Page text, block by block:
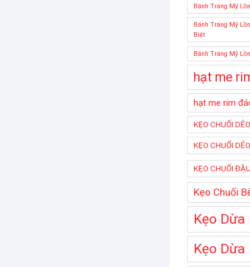
Bánh Tráng Mỹ
Bánh Tráng Mỹ
Biệt
Bánh Tráng Mỹ
hạt me
hạt me rim
KẸO CHUỐI DẺO
KẸO CHUỐI
KẸO CHUỐI
Kẹo Chuối
Kẹo Dừa
Kẹo Dừa